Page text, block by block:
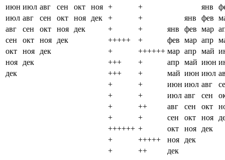
июн июл авг сен окт ноя + + янв
июл авг сен окт ноя дек + + янв фев
авг
сен окт ноя дек + + янв фев мар
сен
окт ноя дек +++++ + фев мар апр
окт
ноя дек + ++++++ мар апр май
ноя
дек +++ + апр май июн
дек
+++ + май июн июл
+
+ июн июл авг
+
+ июл авг сен
+
++ авг сен окт
+
+ сен окт ноя
++++++ + окт ноя
дек
+
+++++ ноя
дек
+
++ дек